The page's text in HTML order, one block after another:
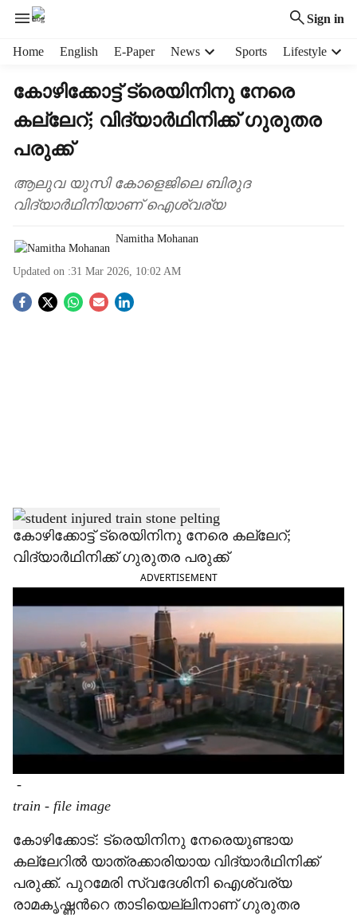
Sign in
Home English E-Paper News Sports Lifestyle
കോഴിക്കോട്ട് ട്രെയിനിനു നേരെ
കല്ലേറ്; വിദ്യാർഥിനിക്ക് ഗുരുതര
പരുക്ക്
ആലുവ യുസി കോളെജിലെ ബിരുദ
വിദ്യാർഥിനിയാണ് ഐശ്വര്യ
Namitha Mohanan
Updated on :31 Mar 2026, 10:02 AM
S
h
a
r
e
കോഴിക്കോട്ട് ട്രെയിനിനു നേരെ കല്ലേറ്;
വിദ്യാർഥിനിക്ക് ഗുരുതര പരുക്ക്
ADVERTISEMENT
-
train - file image
കോഴിക്കോട്: ട്രെയിനിനു നേരെയുണ്ടായ
കല്ലേറിൽ യാത്രക്കാരിയായ വിദ്യാർഥിനിക്ക്
പരുക്ക്. പുറമേരി സ്വദേശിനി ഐശ്വര്യ
രാമകൃഷ്ണന്‍റെ താടിയെല്ലിനാണ് ഗുരുതര